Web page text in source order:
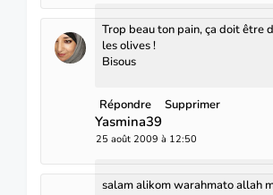
Trop beau ton pain, ça doit être
les olives !
Bisous
Répondre Supprimer
Yasmina39
25 août 2009 à 12:50
salam alikom warahmato allah